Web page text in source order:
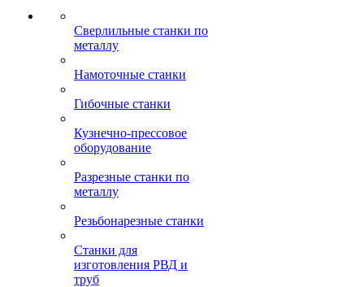
Сверлильные станки по
металлу
Намоточные станки
Гибочные станки
Кузнечно-прессовое
оборудование
Разрезные станки по
металлу
Резьбонарезные станки
Станки для
изготовления РВД и
труб